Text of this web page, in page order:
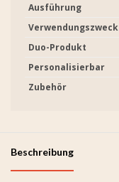
Ausführung
Verwendungszweck
Duo-Produkt
Personalisierbar
Zubehör
Beschreibung